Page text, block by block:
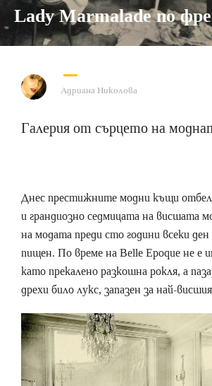
Lady Marmalade по
Адриана Николова
Галерия от сърцето на
Днес престижните модни къщи
и грандиозно седмицата на висшата
на модата преди сто години всеки
пищен. По време на Belle Epoque не е
като прекалено разкошна рокля, а
дрехи било лукс, запазен за най-